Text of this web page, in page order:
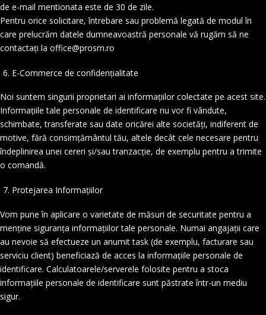
de e-mail mentionata este de 30 de zile.
Pentru orice solicitare, întrebare sau problemă legată de modul în
care prelucrăm datele dumneavoastră personale vă rugăm să ne
contactați la office@prosm.ro
E-Commerce de confidențialitate
Noi suntem singurii proprietari ai informațiilor colectate pe acest site.
Informațiile tale personale de identificare nu vor fi vândute,
schimbate, transferate sau date oricărei alte societăți, indiferent de
motive, fără consimțământul tău, altele decât cele necesare pentru
îndeplinirea unei cereri și/sau tranzacție, de exemplu pentru a trimite
o comandă.
Protejarea Informațiilor
Vom pune în aplicare o varietate de măsuri de securitate pentru a
menține siguranța informațiilor tale personale. Numai angajații care
au nevoie să efectueze un anumit task (de exemplu, facturare sau
serviciu client) beneficiază de acces la informațiile personale de
identificare. Calculatoarele/serverele folosite pentru a stoca
informațiile personale de identificare sunt păstrate într-un mediu
sigur.